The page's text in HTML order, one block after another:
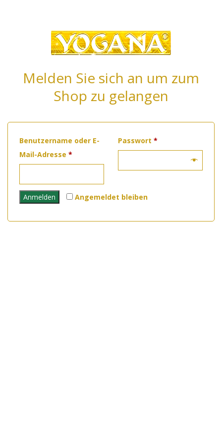
Melden Sie sich an um zum
Shop zu gelangen
Benutzername oder E-
Mail-Adresse *
Passwort*
Angemeldet bleiben
Anmelden